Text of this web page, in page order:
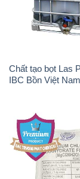
Chất tạo bọt Las
IBC Bồn Việt Nam